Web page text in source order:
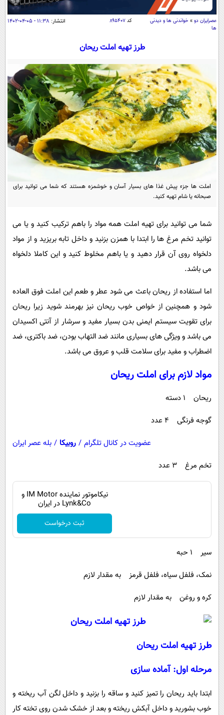
اقتصاد
حوادث
سلامت
یک برش دانایی
محیط زیست
سفر و تفریح
بین الملل
سیاست خارجی
فرهنگ و هنر
علم و دانش
فناوری و It
علمی
اخبار کریپتو
قرآن
گوناگون
سرگرمی
باشگاه مغز
فیلم
اقتصاد
ورزش
سرگرمی
محیط زیست
سلامت
فرهنگی
بین الملل
اجتماعی
عصر ایران 2
خواندنی ها و دیدنی ها
پیامک
روانشناسی
آموزش زبان
عصرايران دو » خواندنی ها و دیدنی
ها
کد ۸۹۵۴۰۷ انتشار: ۱۱:۳۸ - ۰۵-۰۴-۱۴۰۲
طرز تهیه املت ریحان
املت ها جزء پیش غذا های بسیار آسان و خوشمزه هستند که شما می توانید برای
صبحانه یا شام تهیه کنید.
شما می توانید برای تهیه املت همه مواد را باهم ترکیب کنید و یا می
توانید تخم مرغ ها را ابتدا با همزن بزنید و داخل تابه بریزید و از مواد
دلخواه روی آن قرار دهید و یا باهم مخلوط کنید و این کاملا دلخواه
می باشد.
اما استفاده از ریحان باعث می شود عطر و طعم این املت فوق العاده
شود و همچنین از خواص خوب ریحان نیز بهرمند شوید زیرا ریحان
برای تقویت سیستم ایمنی بدن بسیار مفید و سرشار از آنتی اکسیدان
می باشد و ویژگی های بسیاری مانند ضد التهاب بودن، ضد باکتری، ضد
اضطراب و مفید برای سلامت قلب و عروق می باشد.
مواد لازم برای املت ریحان
ریحان ۱ دسته
گوجه فرنگی ۴ عدد
عضویت در کانال تلگرام / روبیکا / بله عصر ایران
تخم مرغ ۳ عدد
نیکاموتور نماینده IM Motor و
Lynk&Co در ایران
ثبت درخواست
سیر ۱ حبه
نمک، فلفل سیاه، فلفل قرمز به مقدار لازم
کره و روغن به مقدار لازم
طرز تهیه املت ریحان
مرحله اول: آماده سازی
ابتدا باید ریحان را تمیز کنید و ساقه را بزنید و داخل لگن آب ریخته و
خوب بشورید و داخل آبکش ریخته و بعد از خشک شدن روی تخته کار